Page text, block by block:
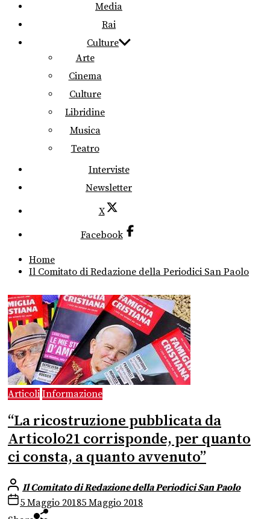
Media
Rai
Culture
Arte
Cinema
Culture
Libridine
Musica
Teatro
Interviste
Newsletter
X
Facebook
Home
Il Comitato di Redazione della Periodici San Paolo
Articoli Informazione
“La ricostruzione pubblicata da
Articolo21 corrisponde, per quanto
ci consta, a quanto avvenuto”
Il Comitato di Redazione della Periodici San Paolo
5 Maggio 20185 Maggio 2018